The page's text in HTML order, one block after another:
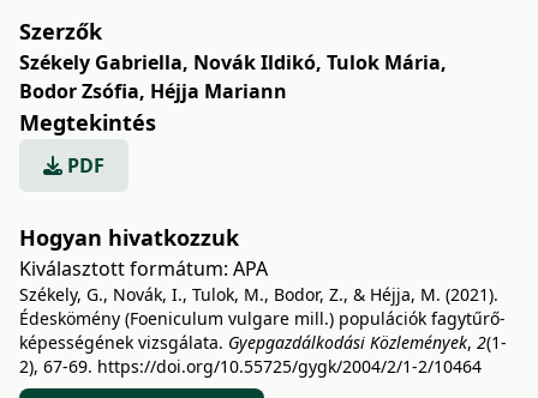
Szerzők
Székely Gabriella, Novák Ildikó, Tulok Mária,
Bodor Zsófia, Héjja Mariann
Megtekintés
PDF
Hogyan hivatkozzuk
Kiválasztott formátum: APA
Székely, G., Novák, I., Tulok, M., Bodor, Z., & Héjja, M. (2021).
Édeskömény (Foeniculum vulgare mill.) populációk fagytűrő-
képességének vizsgálata. Gyepgazdálkodási Közlemények, 2(1-
2), 67-69. https://doi.org/10.55725/gygk/2004/2/1-2/10464